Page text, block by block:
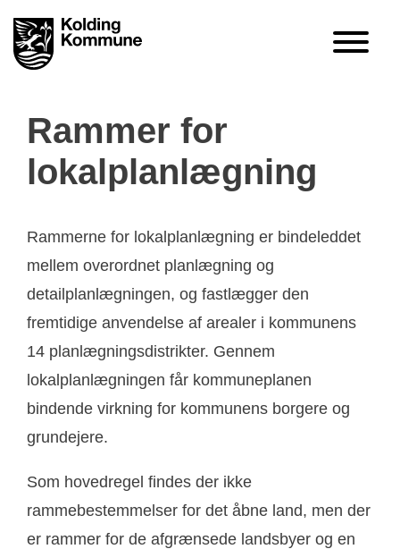
Rammer for
lokalplanlægning
Rammerne for lokalplanlægning er bindeleddet
mellem overordnet planlægning og
detailplanlægningen, og fastlægger den
fremtidige anvendelse af arealer i kommunens
14 planlægningsdistrikter. Gennem
lokalplanlægningen får kommuneplanen
bindende virkning for kommunens borgere og
grundejere.
Som hovedregel findes der ikke
rammebestemmelser for det åbne land, men der
er rammer for de afgrænsede landsbyer og en